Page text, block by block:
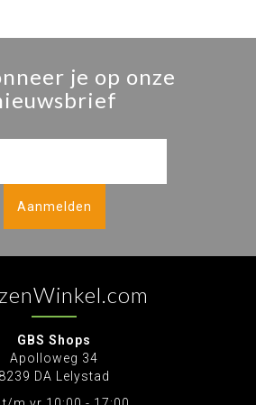
je op onze
Aanmelden
GBS Shops
Apolloweg 34
8239 DA Lelystad